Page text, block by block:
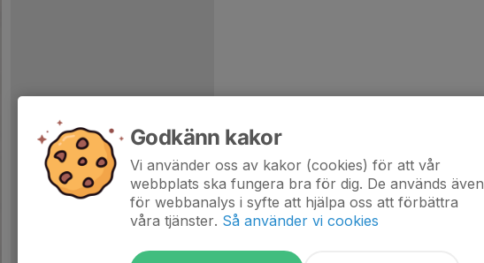
Godkänn kakor
Vi använder oss av kakor (cookies) för att vår
webbplats ska fungera bra för dig. De används även
för webbanalys i syfte att hjälpa oss att förbättra
våra tjänster. Så använder vi cookies